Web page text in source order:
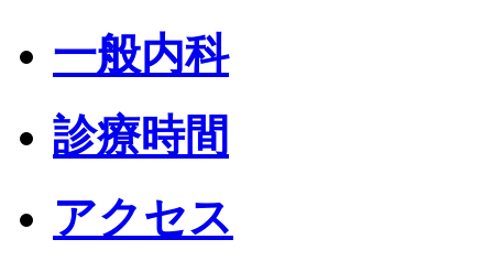
一般内科
診療時間
アクセス